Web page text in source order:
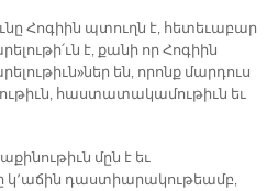
Հոգիին պտուղն է, հետեւաբար
է, քանի որ Հոգիին
են, որոնք մարդուս
հաստատակամութիւն եւ
մըն է եւ
կ՚աճին դաստիարակութեամբ,